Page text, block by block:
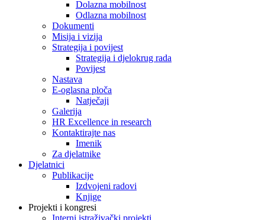
Dolazna mobilnost
Odlazna mobilnost
Dokumenti
Misija i vizija
Strategija i povijest
Strategija i djelokrug rada
Povijest
Nastava
E-oglasna ploča
Natječaji
Galerija
HR Excellence in research
Kontaktirajte nas
Imenik
Za djelatnike
Djelatnici
Publikacije
Izdvojeni radovi
Knjige
Projekti i kongresi
Interni istraživački projekti